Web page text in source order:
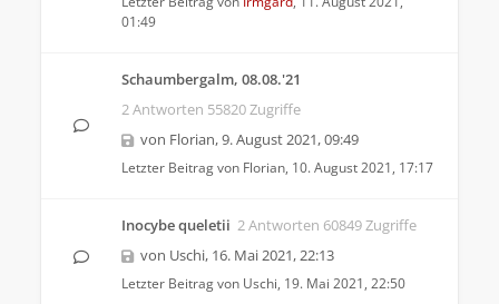
01:49
Schaumbergalm, 08.08.'21
2 Antworten 55820 Zugriffe
von Florian,9. August 2021, 09:49
Letzter Beitrag von Florian, 10. August 2021, 17:17
Inocybe queletii 2 Antworten 60849 Zugriffe
von Uschi, 16. Mai 2021, 22:13
Letzter Beitrag von Uschi, 19. Mai 2021, 22:50